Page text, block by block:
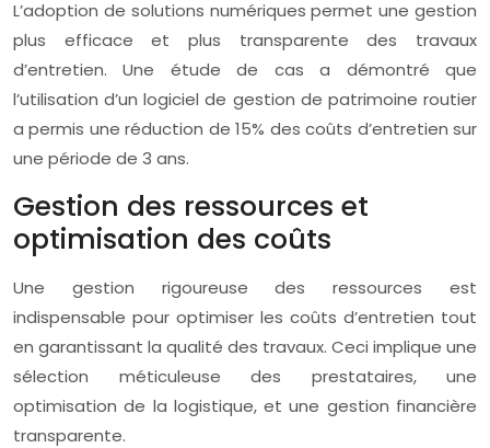
L’adoption de solutions numériques permet une gestion
plus efficace et plus transparente des travaux
d’entretien. Une étude de cas a démontré que
l’utilisation d’un logiciel de gestion de patrimoine routier
a permis une réduction de 15% des coûts d’entretien sur
une période de 3 ans.
Gestion des ressources et
optimisation des coûts
Une gestion rigoureuse des ressources est
indispensable pour optimiser les coûts d’entretien tout
en garantissant la qualité des travaux. Ceci implique une
sélection méticuleuse des prestataires, une
optimisation de la logistique, et une gestion financière
transparente.